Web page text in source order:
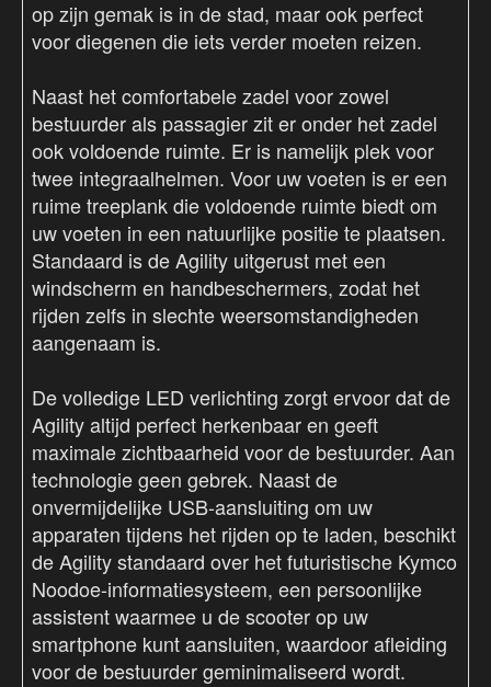
op zijn gemak is in de stad, maar ook perfect
voor diegenen die iets verder moeten reizen.
Naast het comfortabele zadel voor zowel
bestuurder als passagier zit er onder het zadel
ook voldoende ruimte. Er is namelijk plek voor
twee integraalhelmen. Voor uw voeten is er een
ruime treeplank die voldoende ruimte biedt om
uw voeten in een natuurlijke positie te plaatsen.
Standaard is de Agility uitgerust met een
windscherm en handbeschermers, zodat het
rijden zelfs in slechte weersomstandigheden
aangenaam is.
De volledige LED verlichting zorgt ervoor dat de
Agility altijd perfect herkenbaar en geeft
maximale zichtbaarheid voor de bestuurder. Aan
technologie geen gebrek. Naast de
onvermijdelijke USB-aansluiting om uw
apparaten tijdens het rijden op te laden, beschikt
de Agility standaard over het futuristische Kymco
Noodoe-informatiesysteem, een persoonlijke
assistent waarmee u de scooter op uw
smartphone kunt aansluiten, waardoor afleiding
voor de bestuurder geminimaliseerd wordt.